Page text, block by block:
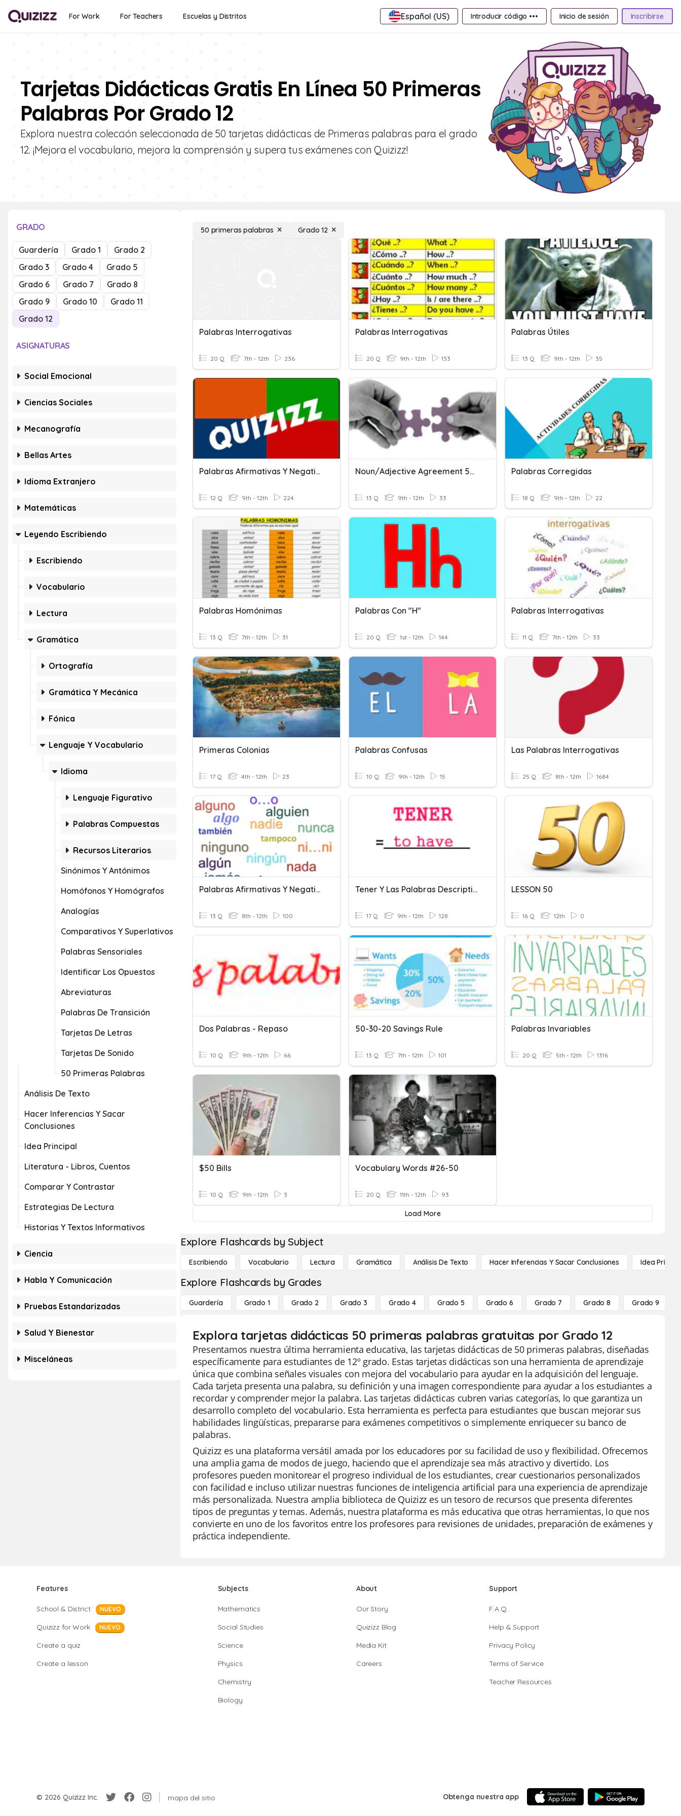
For Work For Teachers Escuelas y Distritos Español (US) Introducir código ••• Inicio de sesión Inscribirse
Tarjetas Didácticas Gratis En Línea 50 Primeras
Palabras Por Grado 12
Explora nuestra colección seleccionada de 50 tarjetas didácticas de Primeras palabras para el grado
12. ¡Mejora el vocabulario, mejora la comprensión y supera tus exámenes con Quizizz!
GRADO
Guardería Grado 1
Grado 2
Grado 3
Grado 4
Grado 5
Grado 6
Grado 7
Grado 8
Grado 9
Grado 10
Grado 11
Grado 12
ASIGNATURAS
Social Emocional
Ciencias Sociales
Mecanografía
Bellas Artes
Idioma Extranjero
Matemáticas
Leyendo Escribiendo
Escribiendo
Vocabulario
Lectura
Gramática
Ortografía
Gramática Y Mecánica
Fónica
Lenguaje Y Vocabulario
Idioma
Lenguaje Figurativo
Palabras Compuestas
Recursos Literarios
Sinónimos Y Antónimos
Homófonos Y Homógrafos
Analogías
Comparativos Y Superlativos
Palabras Sensoriales
Identificar Los Opuestos
Abreviaturas
Palabras De Transición
Tarjetas De Letras
Tarjetas De Sonido
50 Primeras Palabras
Análisis De Texto
Hacer Inferencias Y Sacar
Conclusiones
Idea Principal
Literatura - Libros, Cuentos
Comparar Y Contrastar
Estrategias De Lectura
Historias Y Textos Informativos
Ciencia
Habla Y Comunicación
Pruebas Estandarizadas
Salud Y Bienestar
Misceláneas
50 primeras palabras Grado 12
Palabras Interrogativas
20 Q 7th - 12th 236
Palabras Interrogativas
20 Q 9th - 12th 133
Palabras Útiles
13 Q 9th - 12th 35
Palabras Afirmativas Y Negativas
12 Q 9th - 12th 224
Noun/Adjective Agreement 50/50
13 Q 9th - 12th 33
Palabras Corregidas
18 Q 9th - 12th 22
Palabras Homónimas
13 Q 7th - 12th 31
Palabras Con "H"
20 Q 1st - 12th 144
Palabras Interrogativas
11 Q 7th - 12th 33
Primeras Colonias
17 Q 4th - 12th 23
Palabras Confusas
10 Q 9th - 12th 15
Las Palabras Interrogativas
25 Q 8th - 12th 1684
Palabras Afirmativas Y Negativas
13 Q 8th - 12th 100
Tener Y Las Palabras Descriptivas
17 Q 9th - 12th 128
LESSON 50
16 Q 12th 0
Dos Palabras - Repaso
10 Q 9th - 12th 66
50-30-20 Savings Rule
13 Q 7th - 12th 101
Palabras Invariables
20 Q 5th - 12th 1316
$50 Bills
10 Q 9th - 12th 3
Vocabulary Words #26-50
20 Q 11th - 12th 93
Load More
Explore Flashcards by Subject
Escribiendo Vocabulario Lectura Gramática Análisis De Texto Hacer Inferencias Y Sacar Conclusiones Idea
Explore Flashcards by Grades
Guardería Grado 1 Grado 2 Grado 3 Grado 4 Grado 5 Grado 6 Grado 7 Grado 8 Grado 9
Explora tarjetas didácticas 50 primeras palabras gratuitas por Grado 12
Presentamos nuestra última herramienta educativa, las tarjetas didácticas de 50 primeras palabras, diseñadas
específicamente para estudiantes de 12º grado. Estas tarjetas didácticas son una herramienta de aprendizaje
única que combina señales visuales con mejora del vocabulario para ayudar en la adquisición del lenguaje.
Cada tarjeta presenta una palabra, su definición y una imagen correspondiente para ayudar a los estudiantes a
recordar y comprender mejor la palabra. Las tarjetas didácticas cubren varias categorías, lo que garantiza un
desarrollo completo del vocabulario. Esta herramienta es perfecta para estudiantes que buscan mejorar sus
habilidades lingüísticas, prepararse para exámenes competitivos o simplemente enriquecer su banco de
palabras.
Quizizz es una plataforma versátil amada por los educadores por su facilidad de uso y flexibilidad. Ofrecemos
una amplia gama de modos de juego, haciendo que el aprendizaje sea más atractivo y divertido. Los
profesores pueden monitorear el progreso individual de los estudiantes, crear cuestionarios personalizados
con facilidad e incluso utilizar nuestras funciones de inteligencia artificial para una experiencia de aprendizaje
más personalizada. Nuestra amplia biblioteca de Quizizz es un tesoro de recursos que presenta diferentes
tipos de preguntas y temas. Además, nuestra plataforma es más educativa que otras herramientas, lo que nos
convierte en uno de los favoritos entre los profesores para revisiones de unidades, preparación de exámenes y
práctica independiente.
Features
School & District NUEVO
Quizizz for Work NUEVO
Create a quiz
Create a lesson
Subjects
Mathematics
Social Studies
Science
Physics
Chemistry
Biology
About
Our Story
Quizizz Blog
Media Kit
Careers
Support
F.A.Q.
Help & Support
Privacy Policy
Terms of Service
Teacher Resources
© 2026 Quizizz Inc. mapa del sitio Obtenga nuestra app